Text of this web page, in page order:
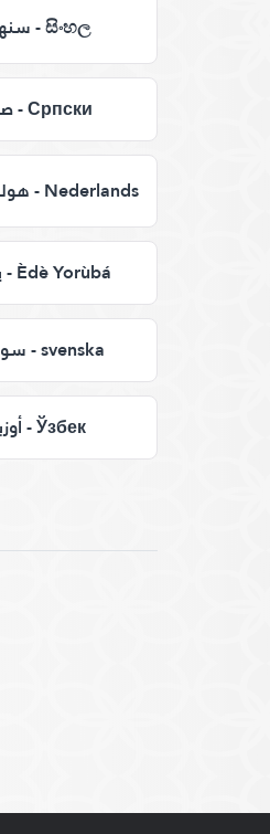
سنهالي - සිංහල
صربي - Српски
هولندي - Nederlands
يوربا - Èdè Yorùbá
سويدي - svenska
أوزبكي - Ўзбек